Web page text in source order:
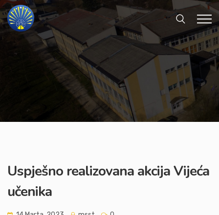
Uspješno realizovana akcija Vijeća
učenika